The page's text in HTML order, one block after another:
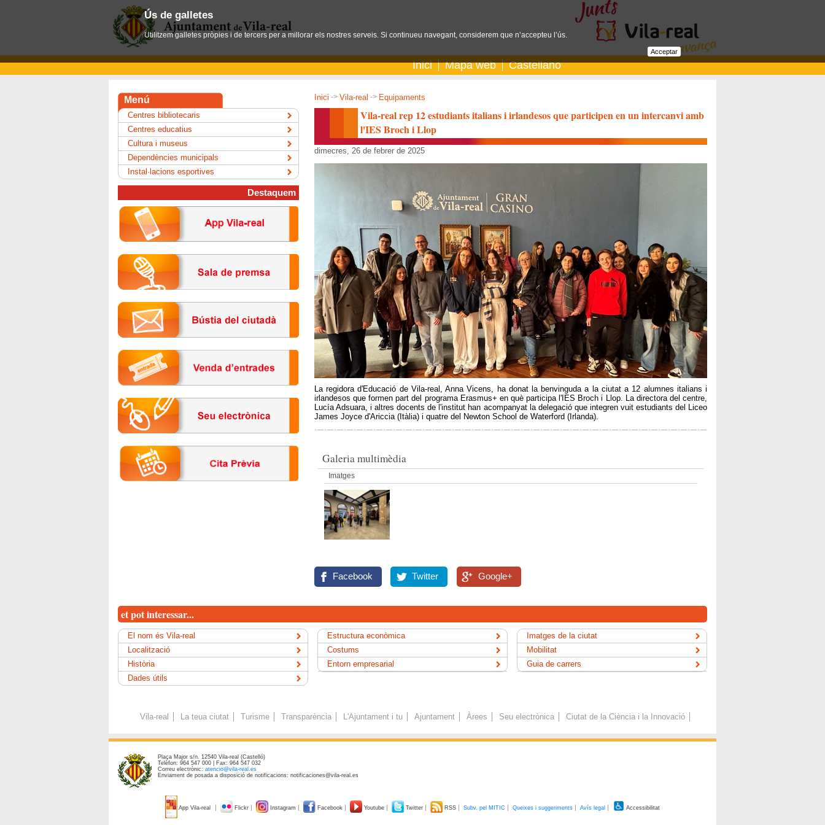
Inici Mapa web Castellano
Inici -> Vila-real -> Equipaments
Vila-real rep 12 estudiants italians i irlandesos que participen en un intercanvi amb
l'IES Broch i Llop
dimecres, 26 de febrer de 2025
La regidora d'Educació de Vila-real, Anna Vicens, ha donat la benvinguda a la ciutat a 12 alumnes italians i
irlandesos que formen part del programa Erasmus+ en què participa l'IES Broch i Llop. La directora del centre,
Lucía Adsuara, i altres docents de l'institut han acompanyat la delegació que integren vuit estudiants del Liceo
James Joyce d'Ariccia (Itàlia) i quatre del Newton School de Waterford (Irlanda).
Galeria multimèdia
Imatges
Facebook Twitter Google+
Menú
Centres bibliotecaris
Centres educatius
Cultura i museus
Dependències municipals
Instal·lacions esportives
Destaquem
et pot interessar...
El nom és Vila-real
Localització
Història
Dades útils
Estructura econòmica
Costums
Entorn empresarial
Imatges de la ciutat
Mobilitat
Guia de carrers
Vila-real La teua ciutat Turisme Transparència L'Ajuntament i tu Ajuntament Àrees Seu electrònica Ciutat de la Ciència i la Innovació
Plaça Major s/n. 12540 Vila-real (Castelló)
Telèfon: 964 547 000 | Fax: 964 547 032
Correu electrònic: atencio@vila-real.es
Enviament de posada a disposició de notificacions: notificaciones@vila-real.es
App Vila-real Flickr Instagram Facebook Youtube Twitter RSS Subv. pel MITIC Queixes i suggeriments Avís legal Accessibilitat
Ús de galletes
Utilitzem galletes pròpies i de tercers per a millorar els nostres serveis. Si continueu navegant, considerem que n’accepteu l’ús.
Acceptar